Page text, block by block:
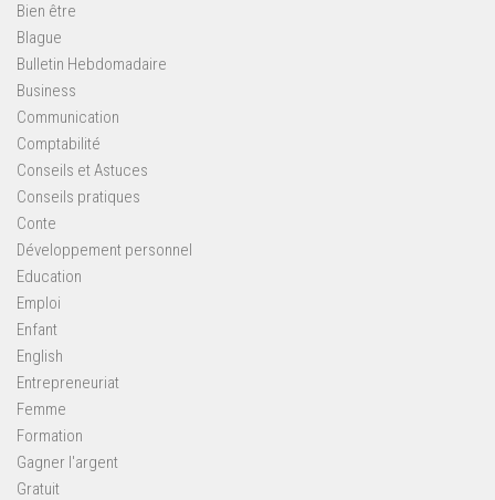
Bien être
Blague
Bulletin Hebdomadaire
Business
Communication
Comptabilité
Conseils et Astuces
Conseils pratiques
Conte
Développement personnel
Education
Emploi
Enfant
English
Entrepreneuriat
Femme
Formation
Gagner l'argent
Gratuit